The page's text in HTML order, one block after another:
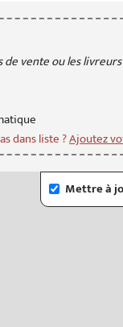
de vente ou les
dans liste ?Ajoutez
Mettre à